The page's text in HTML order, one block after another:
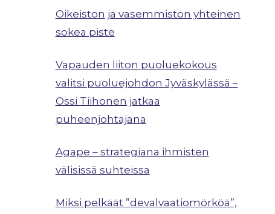
Oikeiston ja vasemmiston yhteinen
sokea piste
Vapauden liiton puoluekokous
valitsi puoluejohdon Jyväskylässä –
Ossi Tiihonen jatkaa
puheenjohtajana
Agape – strategiana ihmisten
välisissä suhteissa
Miksi pelkäät ”devalvaatiomörköä”,